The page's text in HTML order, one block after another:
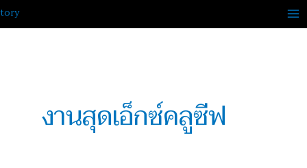
Skip
to
งานสุดเอ็กซ์คลูซีฟ